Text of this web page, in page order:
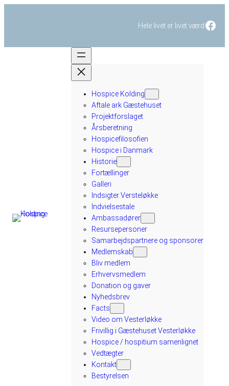
Hele livet er livet værd
Hospice Kolding
Aftale ark Gæstehuset
Projektforslaget
Årsberetning
Hospicefilosofien
Hospice i Danmark
Historie
Fortællinger
Galleri
Indsigter Versteløkke
Indvielsestale
Ambassadører
Resursepersoner
Samarbejdspartnere og sponsorer
Medlemskab
Bliv medlem
Erhvervsmedlem
Donation og gaver
Nyhedsbrev
Facts
Video om Vesterløkke
Frivillig i Gæstehuset Vesterløkke
Hospice / hospitium samenlignet
Vedtægter
Kontakt
Bestyrelsen